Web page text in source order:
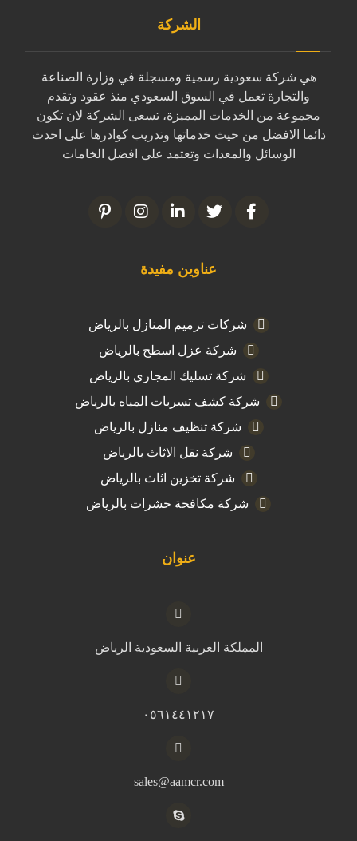
الشركة
هي شركة سعودية رسمية ومسجلة في وزارة الصناعة
والتجارة تعمل في السوق السعودي منذ عقود وتقدم
مجموعة من الخدمات المميزة، تسعى الشركة لان تكون
دائما الافضل من حيث خدماتها وتدريب كوادرها على احدث
الوسائل والمعدات وتعتمد على افضل الخامات
عناوين مفيدة
شركات ترميم المنازل بالرياض
شركة عزل اسطح بالرياض
شركة تسليك المجاري بالرياض
شركة كشف تسربات المياه بالرياض
شركة تنظيف منازل بالرياض
شركة نقل الاثاث بالرياض
شركة تخزين اثاث بالرياض
شركة مكافحة حشرات بالرياض
عنوان
المملكة العربية السعودية الرياض
٠٥٦١٤٤١٢١٧
sales@aamcr.com